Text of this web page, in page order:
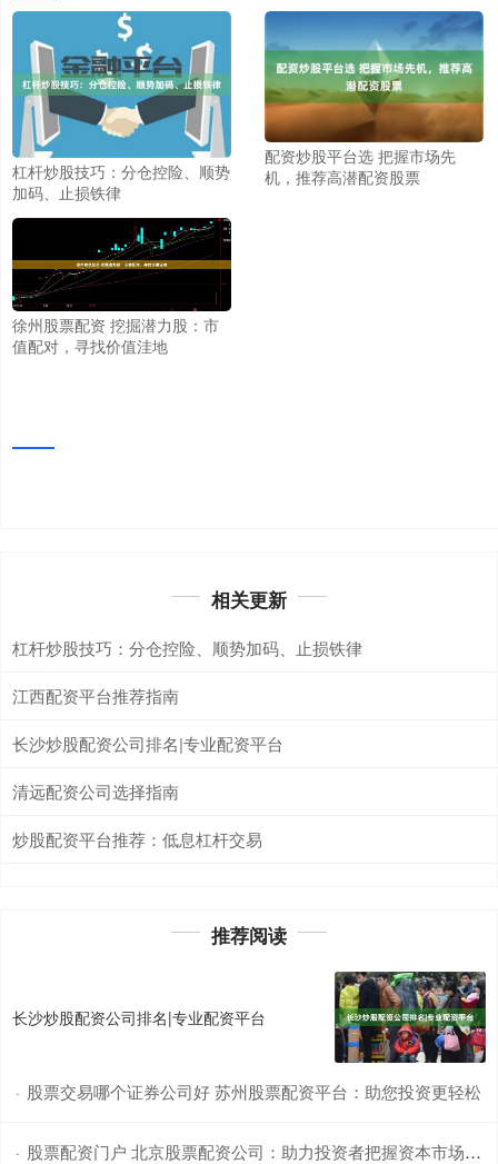
杠杆炒股技巧：分仓控险、顺势
加码、止损铁律
配资炒股平台选 把握市场先
机，推荐高潜配资股票
徐州股票配资 挖掘潜力股：市
值配对，寻找价值洼地
相关更新
杠杆炒股技巧：分仓控险、顺势加码、止损铁律
江西配资平台推荐指南
长沙炒股配资公司排名|专业配资平台
清远配资公司选择指南
炒股配资平台推荐：低息杠杆交易
推荐阅读
长沙炒股配资公司排名|专业配资平台
· 股票交易哪个证券公司好 苏州股票配资平台：助您投资更轻松
· 股票配资门户 北京股票配资公司：助力投资者把握资本市场机遇